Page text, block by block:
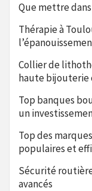
Que mettre
Thérapie à
Collier de
haute bijouterie
Top banques
un
Top des
populaires et
Sécurité routière
avancés